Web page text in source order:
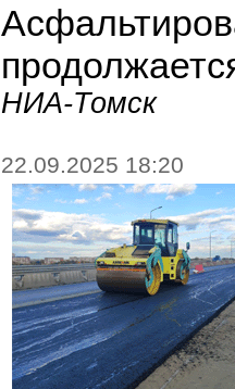
НИА-Томск
22.09.2025 18:20